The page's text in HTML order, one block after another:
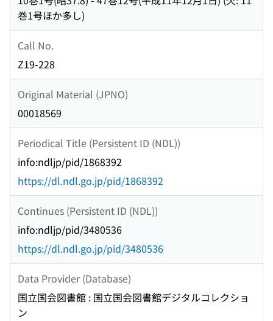
巻1号ほか多し)
Call No.
Z19-228
Original Material (JPNO)
00018569
Periodical Title (Persistent ID (NDL))
info:ndljp/pid/1868392
https://dl.ndl.go.jp/pid/1868392
Continues (Persistent ID (NDL))
info:ndljp/pid/3480536
https://dl.ndl.go.jp/pid/3480536
Data Provider (Database)
国立国会図書館 : 国立国会図書館デジタルコレクショ
ン